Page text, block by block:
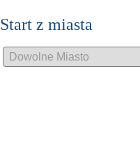
Start z miasta